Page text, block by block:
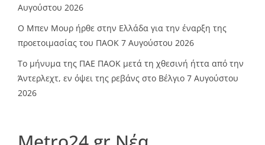
Αυγούστου 2026
O Mπεν Μουρ ήρθε στην Ελλάδα για την έναρξη της
προετοιμασίας του ΠΑΟΚ 7 Αυγούστου 2026
Το μήνυμα της ΠΑΕ ΠΑΟΚ μετά τη χθεσινή ήττα από την
Άντερλεχτ, εν όψει της ρεβάνς στο Βέλγιο 7 Αυγούστου
2026